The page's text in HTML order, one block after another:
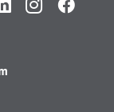
LinkedInInstagramFacebook